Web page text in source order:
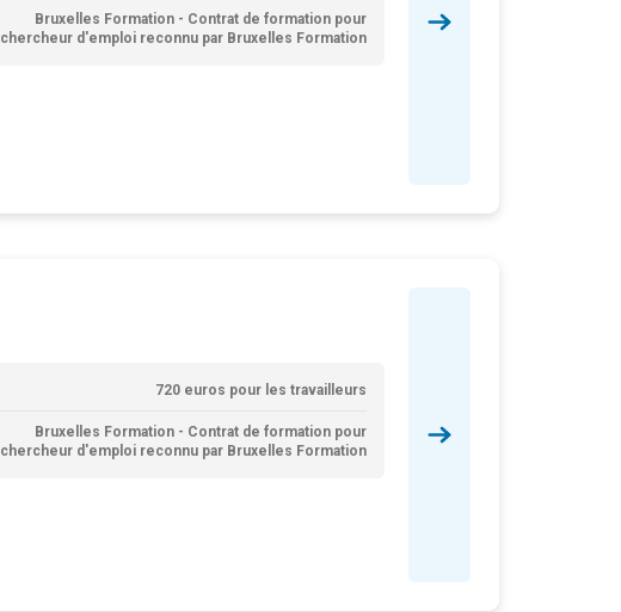
Bruxelles Formation - Contrat de formation pour
chercheur d'emploi reconnu par Bruxelles Formation
720 euros pour les travailleurs
Bruxelles Formation - Contrat de formation pour
chercheur d'emploi reconnu par Bruxelles Formation